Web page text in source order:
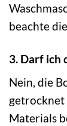
beachte
3. Darf ich
Nein, die
getrocknet
Materials